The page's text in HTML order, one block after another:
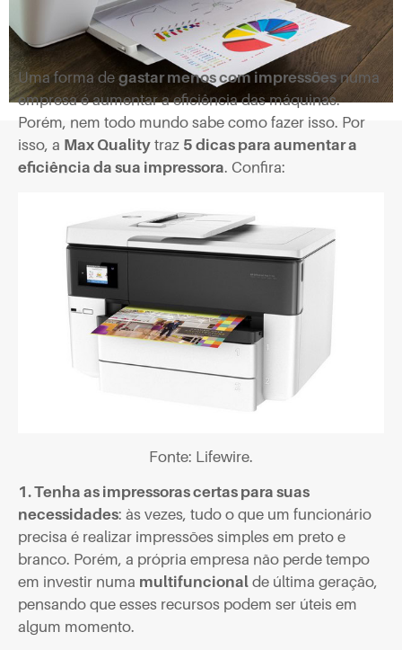
Uma forma de gastar menos com impressõesnuma
empresa é aumentar a eficiência das máquinas.
Porém, nem todo mundo sabe como fazer isso. Por
isso, a Max Quality traz 5 dicas para aumentar a
eficiência da sua impressora. Confira:
Fonte: Lifewire.
1. Tenha as impressoras certas para suas
necessidades: às vezes, tudo o que um funcionário
precisa é realizar impressões simples em preto e
branco. Porém, a própria empresa não perde tempo
em investir numa multifuncional de última geração,
pensando que esses recursos podem ser úteis em
algum momento.